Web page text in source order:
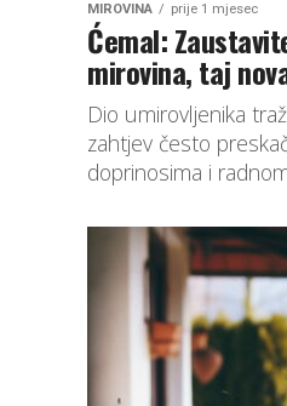
MIROVINA prije 1 mjesec
Ćemal:
mirovina, taj
Dio umirovljenika
zahtjev često
doprinosima i